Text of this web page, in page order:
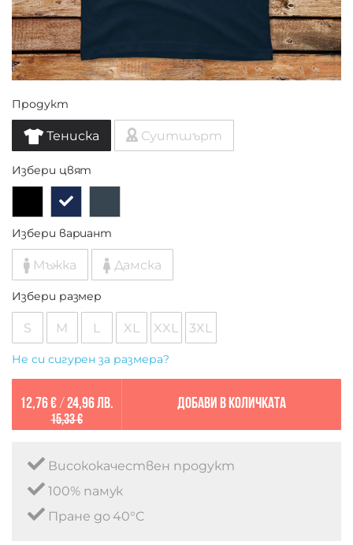
Продукт
Тениска Суитшърт
Избери цвят
Избери вариант
Мъжка Дамска
Избери размер
S M L XL XXL 3XL
Не си сигурен за размера?
12,76 €/ 24,96 лв.
15,33 €
Добави в количката
Висококачествен продукт
100% памук
Пране до 40°C